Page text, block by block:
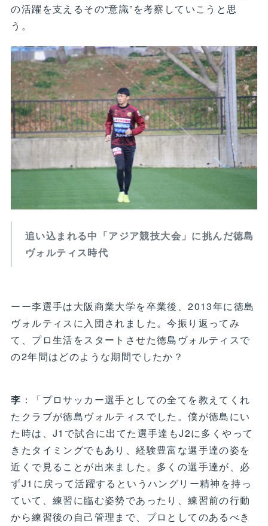
の活躍を支えるその“意識”を考察していこうと思
う。
追い込まれる中「アジア競技大会」に挑んだ徳島
ヴォルティス時代
ーー李選手は大阪商業大学を卒業後、2013年に徳島
ヴォルティスに入団されました。今振り返ってみ
て、プロ生活をスタートさせた徳島ヴォルティスで
の2年間はどのような期間でしたか？
李 ：「プロサッカー選手としての全てを教えてくれ
たクラブが徳島ヴォルティスでした。僕が徳島にい
た時は、J1で試合に出てた選手達もJ2に多くやって
きたタイミングでもあり、経験豊富な選手達の姿を
近くで見ることが出来ました。多くの選手達が、必
ずJ1に戻って活躍するというハングリー精神を持っ
ていて、練習に臨む姿勢であったり、練習前の行動
から練習後の自己管理まで、プロとしてのあるべき